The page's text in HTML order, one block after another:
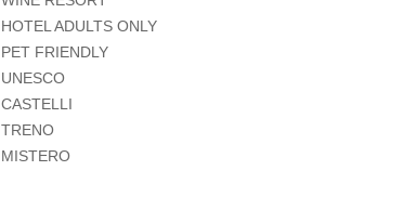
HOTEL ADULTS ONLY
PET FRIENDLY
UNESCO
CASTELLI
TRENO
MISTERO